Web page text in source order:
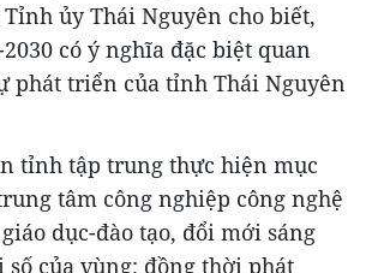
ủy Thái Nguyên cho biết,
có ý nghĩa đặc biệt quan
phát triển của tỉnh Thái Nguyên
tỉnh tập trung thực hiện mục
tâm công nghiệp công nghệ
dục-đào tạo, đổi mới sáng
số của vùng; đồng thời phát